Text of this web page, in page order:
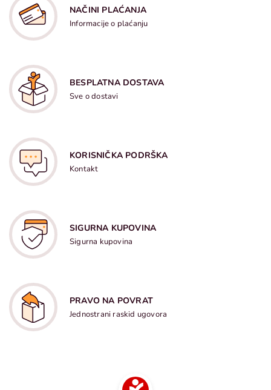
NAČINI PLAĆANJA
Informacije o plaćanju
BESPLATNA DOSTAVA
Sve o dostavi
KORISNIČKA PODRŠKA
Kontakt
SIGURNA KUPOVINA
Sigurna kupovina
PRAVO NA POVRAT
Jednostrani raskid ugovora